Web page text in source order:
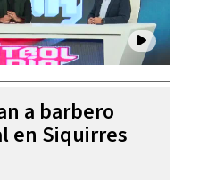
a barbero
en Siquirres